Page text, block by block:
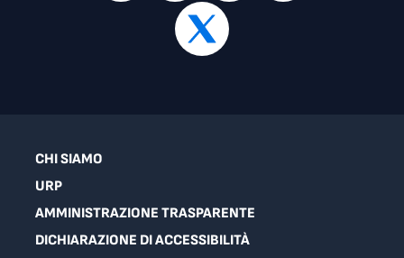
CHI SIAMO
URP
AMMINISTRAZIONE TRASPARENTE
DICHIARAZIONE DI ACCESSIBILITÀ